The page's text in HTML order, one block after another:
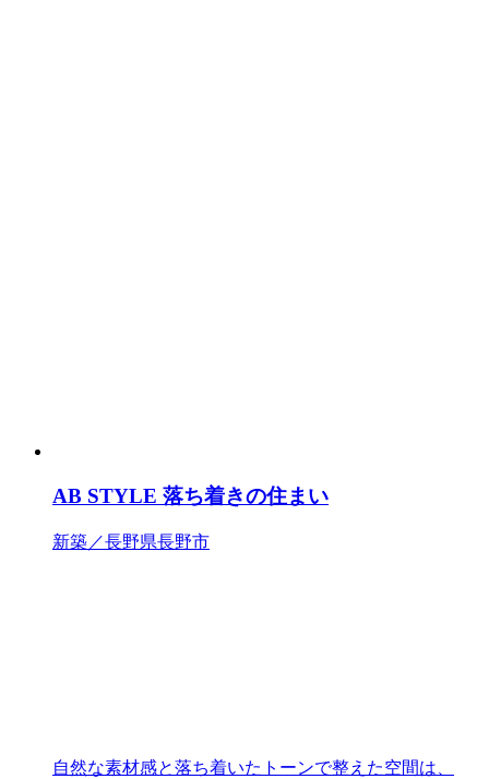
AB STYLE 落ち着きの住まい
新築／長野県長野市
自然な素材感と落ち着いたトーンで整えた空間は、